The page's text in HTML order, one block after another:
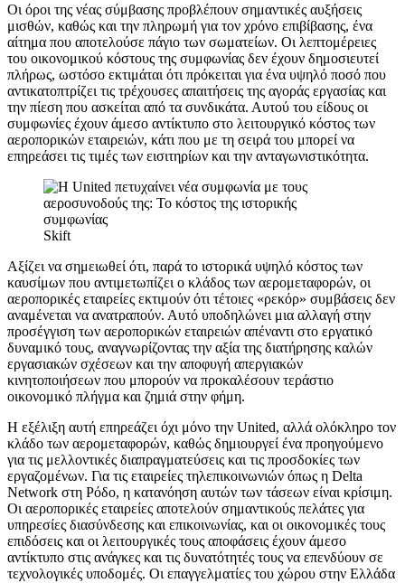
Οι όροι της νέας σύμβασης προβλέπουν σημαντικές αυξήσεις
μισθών, καθώς και την πληρωμή για τον χρόνο επιβίβασης, ένα
αίτημα που αποτελούσε πάγιο των σωματείων. Οι λεπτομέρειες
του οικονομικού κόστους της συμφωνίας δεν έχουν δημοσιευτεί
πλήρως, ωστόσο εκτιμάται ότι πρόκειται για ένα υψηλό ποσό που
αντικατοπτρίζει τις τρέχουσες απαιτήσεις της αγοράς εργασίας και
την πίεση που ασκείται από τα συνδικάτα. Αυτού του είδους οι
συμφωνίες έχουν άμεσο αντίκτυπο στο λειτουργικό κόστος των
αεροπορικών εταιρειών, κάτι που με τη σειρά του μπορεί να
επηρεάσει τις τιμές των εισιτηρίων και την ανταγωνιστικότητα.
Skift
Αξίζει να σημειωθεί ότι, παρά το ιστορικά υψηλό κόστος των
καυσίμων που αντιμετωπίζει ο κλάδος των αερομεταφορών, οι
αεροπορικές εταιρείες εκτιμούν ότι τέτοιες «ρεκόρ» συμβάσεις δεν
αναμένεται να ανατραπούν. Αυτό υποδηλώνει μια αλλαγή στην
προσέγγιση των αεροπορικών εταιρειών απέναντι στο εργατικό
δυναμικό τους, αναγνωρίζοντας την αξία της διατήρησης καλών
εργασιακών σχέσεων και την αποφυγή απεργιακών
κινητοποιήσεων που μπορούν να προκαλέσουν τεράστιο
οικονομικό πλήγμα και ζημιά στην φήμη.
Η εξέλιξη αυτή επηρεάζει όχι μόνο την United, αλλά ολόκληρο τον
κλάδο των αερομεταφορών, καθώς δημιουργεί ένα προηγούμενο
για τις μελλοντικές διαπραγματεύσεις και τις προσδοκίες των
εργαζομένων. Για τις εταιρείες τηλεπικοινωνιών όπως η Delta
Network στη Ρόδο, η κατανόηση αυτών των τάσεων είναι κρίσιμη.
Οι αεροπορικές εταιρείες αποτελούν σημαντικούς πελάτες για
υπηρεσίες διασύνδεσης και επικοινωνίας, και οι οικονομικές τους
επιδόσεις και οι λειτουργικές τους αποφάσεις έχουν άμεσο
αντίκτυπο στις ανάγκες και τις δυνατότητές τους να επενδύουν σε
τεχνολογικές υποδομές. Οι επαγγελματίες του χώρου στην Ελλάδα